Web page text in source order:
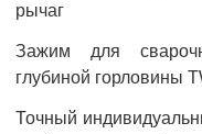
рычаг
Зажим для
глубиной горловины
Точный